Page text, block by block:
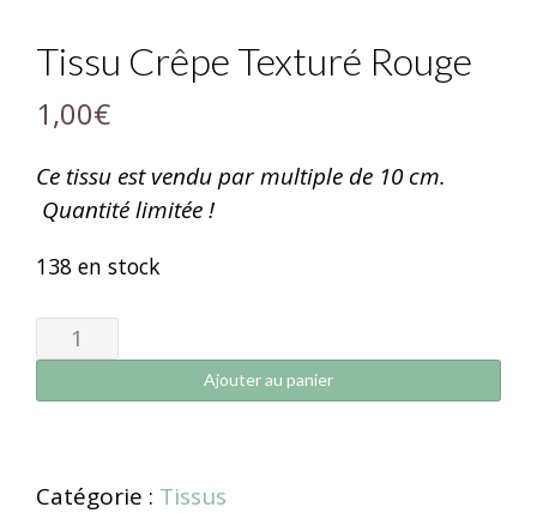
Tissu Crêpe Texturé Rouge
1,00€
Ce tissu est vendu par multiple de 10 cm.
Quantité limitée !
138 en stock
Ajouter au panier
Catégorie : Tissus